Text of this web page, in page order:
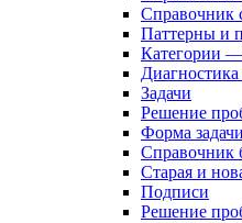
Справочник
Паттерны и
Категории
Задачи
Решение
Форма задачи
Справочник
Старая и
Подписи
Решение